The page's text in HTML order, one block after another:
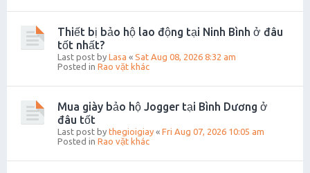
Thiết bị bảo hộ lao động tại Ninh Bình ở đâu
tốt nhất?
Last post by Lasa « Sat Aug 08, 2026 8:32 am
Posted in Rao vặt khác
Mua giày bảo hộ Jogger tại Bình Dương ở
đâu tốt
Last post by thegioigiay « Fri Aug 07, 2026 10:05 am
Posted in Rao vặt khác